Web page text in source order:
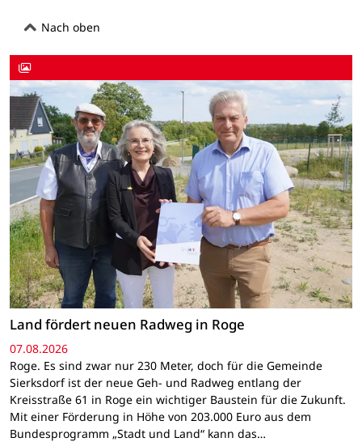
Nach oben
Land fördert neuen Radweg in Roge
07.08.2026
Roge. Es sind zwar nur 230 Meter, doch für die Gemeinde
Sierksdorf ist der neue Geh- und Radweg entlang der
Kreisstraße 61 in Roge ein wichtiger Baustein für die Zukunft.
Mit einer Förderung in Höhe von 203.000 Euro aus dem
Bundesprogramm „Stadt und Land“ kann das…